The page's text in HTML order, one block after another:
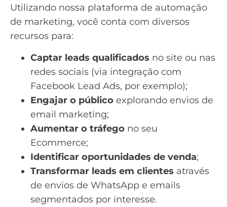
Utilizando nossa plataforma de automação
de marketing, você conta com diversos
recursos para:
Captar leads qualificados no site ou nas
redes sociais (via integração com
Facebook Lead Ads, por exemplo);
Engajar o público explorando envios de
email marketing;
Aumentar o tráfego no seu
Ecommerce;
Identificar oportunidades de venda;
Transformar leads em clientes através
de envios de WhatsApp e emails
segmentados por interesse.